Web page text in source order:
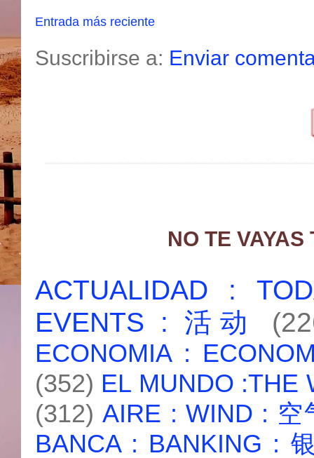
Entrada más reciente
Suscribirse a: Enviar
NO TE
ACTUALIDAD :
EVENTS : 活动
ECONOMIA :
(352) EL MUNDO :THE
(312) AIRE : WIND : 空
BANCA : BANKING :